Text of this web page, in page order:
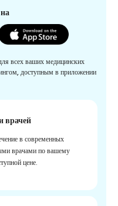
всех ваших медицинских
доступным в приложении
врачей
в современных
врачами по вашему
цене.